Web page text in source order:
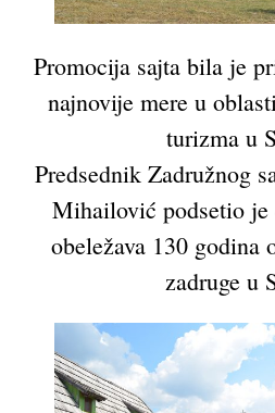
Promocija sajta bila je
najnovije mere u
turizma u
Predsednik Zadružnog
Mihailović podsetio je
obeležava 130 godina
zadruge u